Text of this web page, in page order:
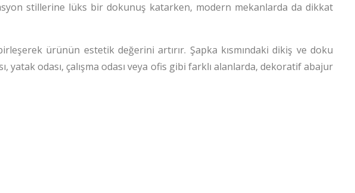
stillerine lüks bir dokunuş katarken, modern mekanlarda da dikkat
ürünün estetik değerini artırır. Şapka kısmındaki dikiş ve doku
odası, çalışma odası veya ofis gibi farklı alanlarda, dekoratif abajur